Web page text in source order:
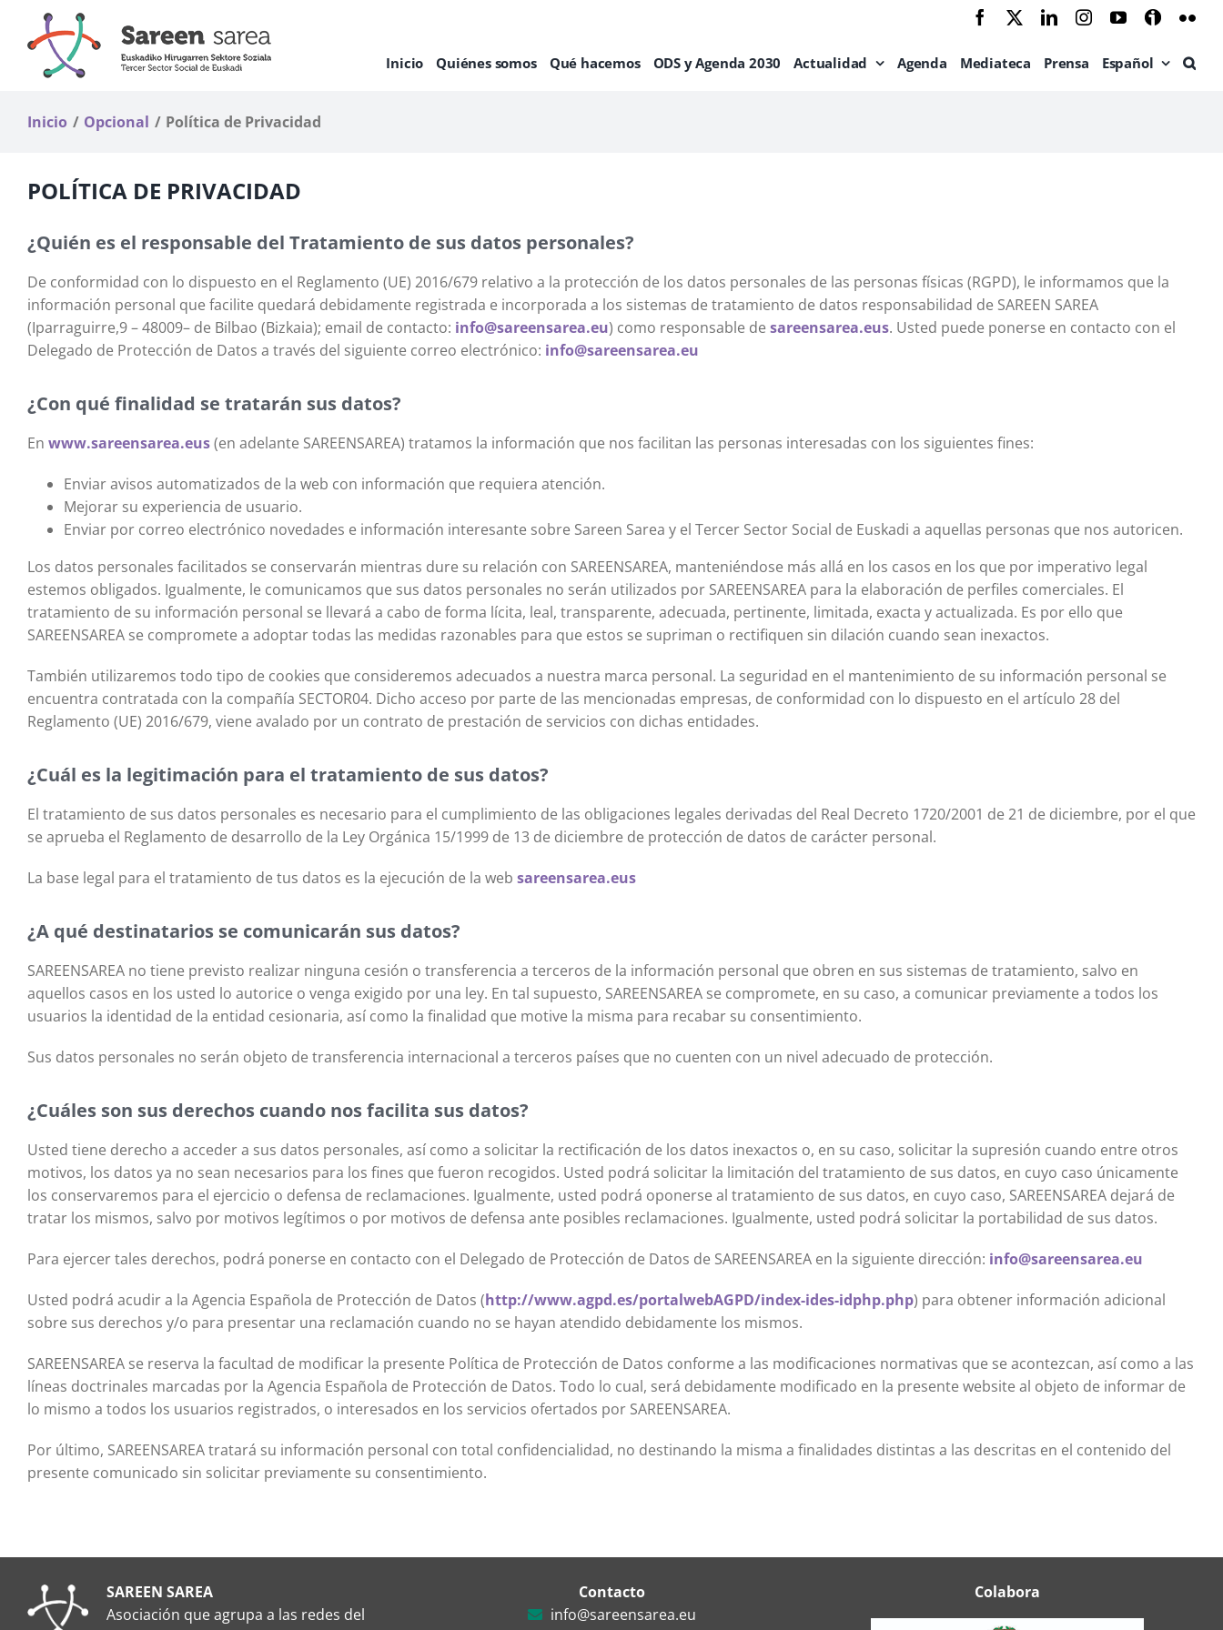
contenido
Facebook LinkedInInstagramYouTube
Ivoox
Inicio Quiénes somos Qué hacemos ODS y Agenda 2030 Actualidad Agenda Mediateca Prensa Español
Inicio Opcional Política de Privacidad
POLÍTICA DE PRIVACIDAD
¿Quién es el responsable del Tratamiento de sus datos personales?
De conformidad con lo dispuesto en el Reglamento (UE) 2016/679 relativo a la protección de los datos personales de las personas físicas (RGPD), le informamos que la
información personal que facilite quedará debidamente registrada e incorporada a los sistemas de tratamiento de datos responsabilidad de SAREEN SAREA
(Iparraguirre,9 – 48009– de Bilbao (Bizkaia); email de contacto: info@sareensarea.eu) como responsable de sareensarea.eus. Usted puede ponerse en contacto con el
Delegado de Protección de Datos a través del siguiente correo electrónico: info@sareensarea.eu
¿Con qué finalidad se tratarán sus datos?
En www.sareensarea.eus(en adelante SAREENSAREA) tratamos la información que nos facilitan las personas interesadas con los siguientes fines:
Enviar avisos automatizados de la web con información que requiera atención.
Mejorar su experiencia de usuario.
Enviar por correo electrónico novedades e información interesante sobre Sareen Sarea y el Tercer Sector Social de Euskadi a aquellas personas que nos autoricen.
Los datos personales facilitados se conservarán mientras dure su relación con SAREENSAREA, manteniéndose más allá en los casos en los que por imperativo legal
estemos obligados. Igualmente, le comunicamos que sus datos personales no serán utilizados por SAREENSAREA para la elaboración de perfiles comerciales. El
tratamiento de su información personal se llevará a cabo de forma lícita, leal, transparente, adecuada, pertinente, limitada, exacta y actualizada. Es por ello que
SAREENSAREA se compromete a adoptar todas las medidas razonables para que estos se supriman o rectifiquen sin dilación cuando sean inexactos.
También utilizaremos todo tipo de cookies que consideremos adecuados a nuestra marca personal. La seguridad en el mantenimiento de su información personal se
encuentra contratada con la compañía SECTOR04. Dicho acceso por parte de las mencionadas empresas, de conformidad con lo dispuesto en el artículo 28 del
Reglamento (UE) 2016/679, viene avalado por un contrato de prestación de servicios con dichas entidades.
¿Cuál es la legitimación para el tratamiento de sus datos?
El tratamiento de sus datos personales es necesario para el cumplimiento de las obligaciones legales derivadas del Real Decreto 1720/2001 de 21 de diciembre, por el que
se aprueba el Reglamento de desarrollo de la Ley Orgánica 15/1999 de 13 de diciembre de protección de datos de carácter personal.
La base legal para el tratamiento de tus datos es la ejecución de la web sareensarea.eus
¿A qué destinatarios se comunicarán sus datos?
SAREENSAREA no tiene previsto realizar ninguna cesión o transferencia a terceros de la información personal que obren en sus sistemas de tratamiento, salvo en
aquellos casos en los usted lo autorice o venga exigido por una ley. En tal supuesto, SAREENSAREA se compromete, en su caso, a comunicar previamente a todos los
usuarios la identidad de la entidad cesionaria, así como la finalidad que motive la misma para recabar su consentimiento.
Sus datos personales no serán objeto de transferencia internacional a terceros países que no cuenten con un nivel adecuado de protección.
¿Cuáles son sus derechos cuando nos facilita sus datos?
Usted tiene derecho a acceder a sus datos personales, así como a solicitar la rectificación de los datos inexactos o, en su caso, solicitar la supresión cuando entre otros
motivos, los datos ya no sean necesarios para los fines que fueron recogidos. Usted podrá solicitar la limitación del tratamiento de sus datos, en cuyo caso únicamente
los conservaremos para el ejercicio o defensa de reclamaciones. Igualmente, usted podrá oponerse al tratamiento de sus datos, en cuyo caso, SAREENSAREA dejará de
tratar los mismos, salvo por motivos legítimos o por motivos de defensa ante posibles reclamaciones. Igualmente, usted podrá solicitar la portabilidad de sus datos.
Para ejercer tales derechos, podrá ponerse en contacto con el Delegado de Protección de Datos de SAREENSAREA en la siguiente dirección: info@sareensarea.eu
Usted podrá acudir a la Agencia Española de Protección de Datos (http://www.agpd.es/portalwebAGPD/index-ides-idphp.php) para obtener información adicional
sobre sus derechos y/o para presentar una reclamación cuando no se hayan atendido debidamente los mismos.
SAREENSAREA se reserva la facultad de modificar la presente Política de Protección de Datos conforme a las modificaciones normativas que se acontezcan, así como a las
líneas doctrinales marcadas por la Agencia Española de Protección de Datos. Todo lo cual, será debidamente modificado en la presente website al objeto de informar de
lo mismo a todos los usuarios registrados, o interesados en los servicios ofertados por SAREENSAREA.
Por último, SAREENSAREA tratará su información personal con total confidencialidad, no destinando la misma a finalidades distintas a las descritas en el contenido del
presente comunicado sin solicitar previamente su consentimiento.
SAREEN SAREA
Asociación que agrupa a las redes del
Contacto
info@sareensarea.eu
Colabora